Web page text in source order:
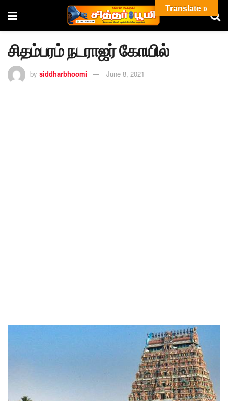
சிதம்பரம் நடராஜர் கோயில்
by siddharbhoomi June 8, 2021
Translate »